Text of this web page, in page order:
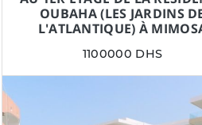
OUBAHA (LES JARDINS
L'ATLANTIQUE) À
1100000 DHS